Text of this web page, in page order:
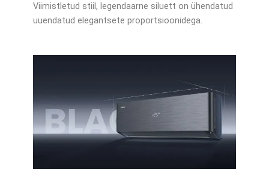
Viimistletud stiil, legendaarne siluett on ühendatud
uuendatud elegantsete proportsioonidega.